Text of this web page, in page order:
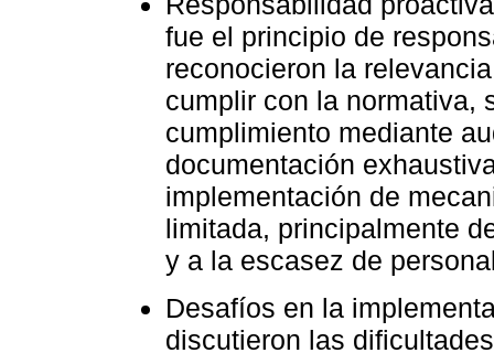
fue el principio de
reconocieron la
cumplir con la normativa,
cumplimiento mediante
documentación
implementación de
limitada, principalmente
y a la escasez de
Desafíos en la
discutieron las